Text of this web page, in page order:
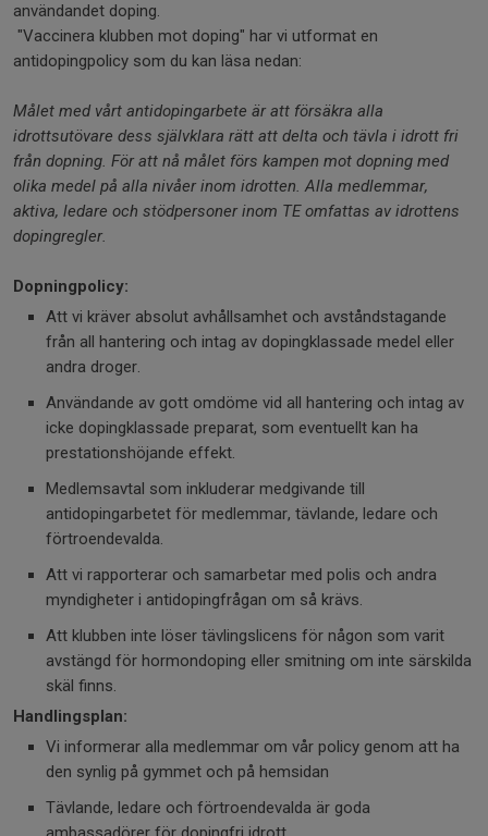
användandet doping.
"Vaccinera klubben mot doping" har vi utformat en
antidopingpolicy som du kan läsa nedan:
Målet med vårt antidopingarbete är att försäkra alla
idrottsutövare dess självklara rätt att delta och tävla i idrott fri
från dopning. För att nå målet förs kampen mot dopning med
olika medel på alla nivåer inom idrotten. Alla medlemmar,
aktiva, ledare och stödpersoner inom TE omfattas av idrottens
dopingregler.
Dopningpolicy:
Att vi kräver absolut avhållsamhet och avståndstagande
från all hantering och intag av dopingklassade medel eller
andra droger.
Användande av gott omdöme vid all hantering och intag av
icke dopingklassade preparat, som eventuellt kan ha
prestationshöjande effekt.
Medlemsavtal som inkluderar medgivande till
antidopingarbetet för medlemmar, tävlande, ledare och
förtroendevalda.
Att vi rapporterar och samarbetar med polis och andra
myndigheter i antidopingfrågan om så krävs.
Att klubben inte löser tävlingslicens för någon som varit
avstängd för hormondoping eller smitning om inte särskilda
skäl finns.
Handlingsplan:
Vi informerar alla medlemmar om vår policy genom att ha
den synlig på gymmet och på hemsidan
Tävlande, ledare och förtroendevalda är goda